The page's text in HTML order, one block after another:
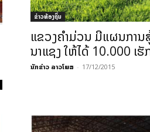
ຂ່າວທ້ອງຖິ່ນ
ແຂວງຄໍາມ່ວນ ມີແຜນການ
ນາແຊງ ໃຫ້ໄດ້ 10.000 ເຮັ
ນັກຂ່າວ ລາວໂພສ - 17/12/2015